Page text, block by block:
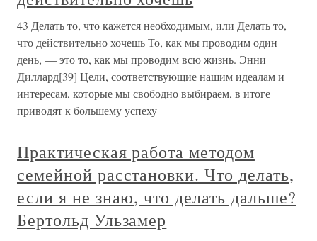
43 Делать то, что кажется необходимым, или Делать то,
что действительно хочешь То, как мы проводим один
день, — это то, как мы проводим всю жизнь. Энни
Диллард[39] Цели, соответствующие нашим идеалам и
интересам, которые мы свободно выбираем, в итоге
приводят к большему успеху
Практическая работа методом
семейной расстановки. Что делать,
если я не знаю, что делать дальше?
Бертольд Ульзамер